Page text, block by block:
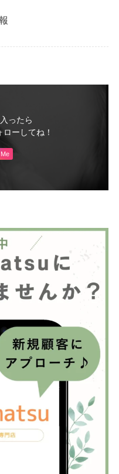
ったら
ーしてね！